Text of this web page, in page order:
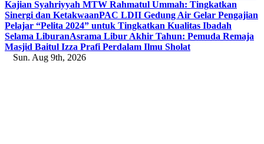
Kajian Syahriyyah MTW Rahmatul Ummah: Tingkatkan
Sinergi dan KetakwaanPAC LDII Gedung Air Gelar Pengajian
Pelajar “Pelita 2024” untuk Tingkatkan Kualitas Ibadah
Selama LiburanAsrama Libur Akhir Tahun: Pemuda Remaja
Masjid Baitul Izza Prafi Perdalam Ilmu Sholat
Sun. Aug 9th, 2026